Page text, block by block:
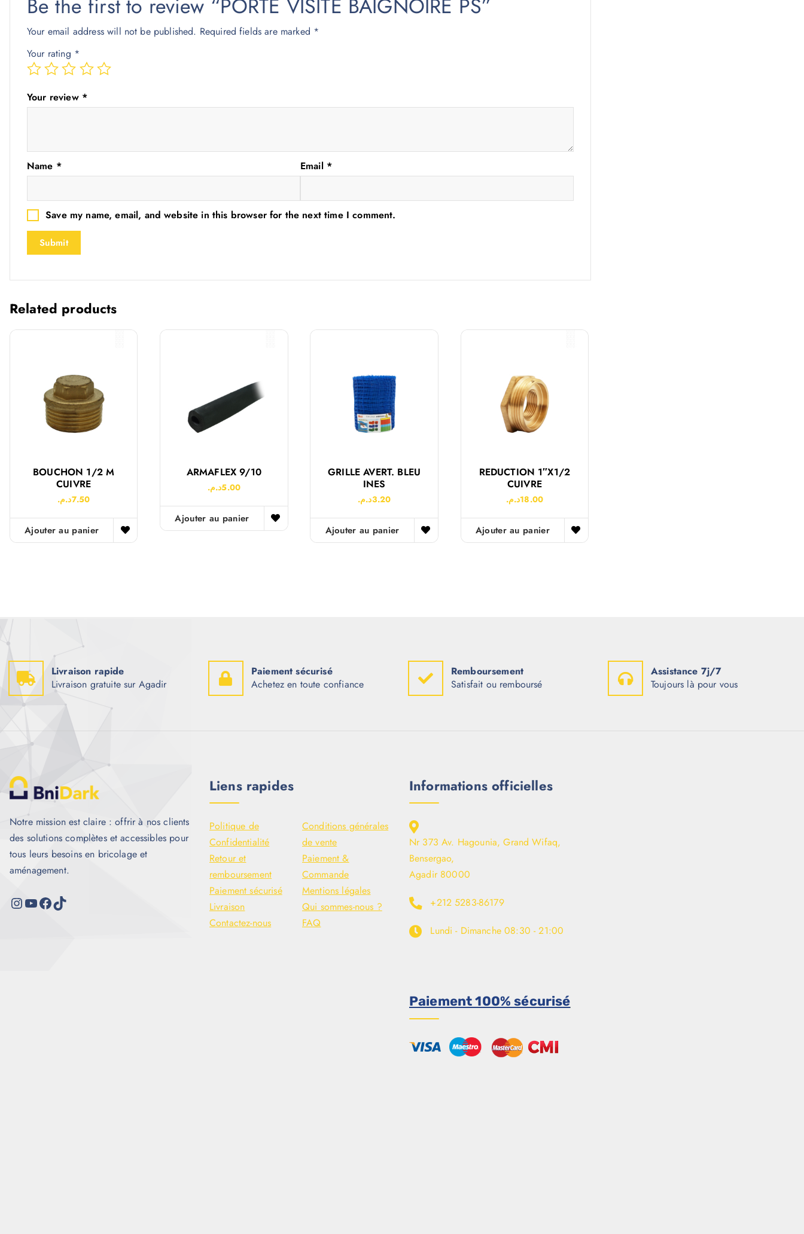
Be the first to review “PORTE VISITE BAIGNOIRE PS”
Your email address will not be published. Required fields are marked *
Your rating *
Your review *
Name * Email *
Save my name, email, and website in this browser for the next time I comment.
Related products
BOUCHON 1/2 M
CUIVRE
7.50د.م.
Ajouter au panier
ARMAFLEX 9/10
5.00د.م.
Ajouter au panier
GRILLE AVERT. BLEU
INES
3.20د.م.
Ajouter au panier
REDUCTION 1″x1/2
CUIVRE
18.00د.م.
Ajouter au panier
Livraison rapide
Livraison gratuite sur Agadir
Paiement sécurisé
Achetez en toute confiance
Remboursement
Satisfait ou remboursé
Assistance 7j/7
Toujours là pour vous
Notre mission est claire : offrir à nos clients
des solutions complètes et accessibles pour
tous leurs besoins en bricolage et
aménagement.
Liens rapides
Politique de
Confidentialité
Conditions générales
de vente
Retour et
remboursement
Paiement &
Commande
Paiement sécurisé
Mentions légales
Livraison
Qui sommes-nous ?
Contactez-nous
FAQ
Informations officielles
Nr 373 Av. Hagounia, Grand Wifaq,
Bensergao,
Agadir 80000
+212 5283-86179
Lundi - Dimanche 08:30 - 21:00
Paiement 100% sécurisé